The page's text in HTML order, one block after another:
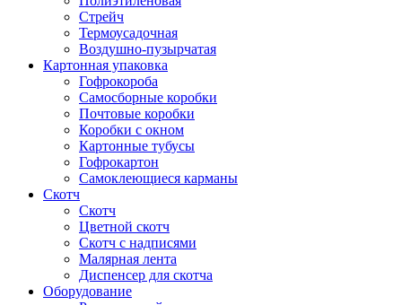
Стрейч
Термоусадочная
Воздушно-пузырчатая
Картонная упаковка
Гофрокороба
Самосборные коробки
Почтовые коробки
Коробки с окном
Картонные тубусы
Гофрокартон
Самоклеющиеся карманы
Скотч
Скотч
Цветной скотч
Скотч с надписями
Малярная лента
Диспенсер для скотча
Оборудование